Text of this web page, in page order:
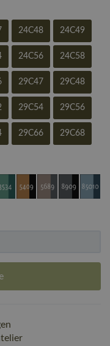
24C48 24C49
24C56 24C58
29C47 29C48
29C54 29C56
29C66 29C68